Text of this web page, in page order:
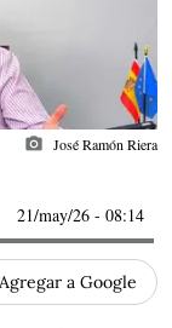
photo_camera José Ramón Riera
21/may/26 - 08:14
Agregar a Google